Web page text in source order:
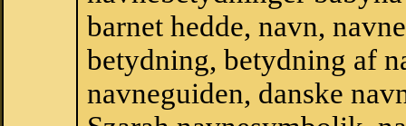
barnet hedde, navn,
betydning, betydning af
navneguiden, danske